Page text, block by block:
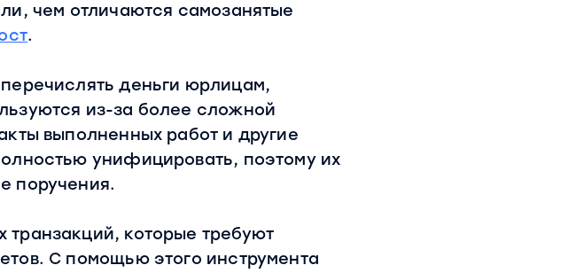
чем отличаются самозанятые
.
деньги юрлицам,
из-за более сложной
выполненных работ и другие
унифицировать, поэтому их
поручения.
которые требуют
С помощью этого инструмента